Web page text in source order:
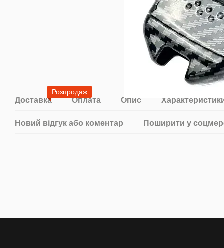
Розпродаж
Доставка Оплата Опис
Новий відгук або коментар Поширити у